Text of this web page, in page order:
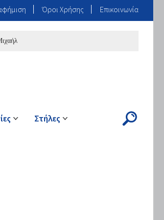
Όροι Χρήσης Επικοινωνία
Στήλες